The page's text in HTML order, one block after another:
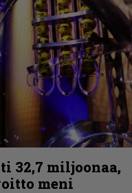
32,7 miljoonaa,
meni